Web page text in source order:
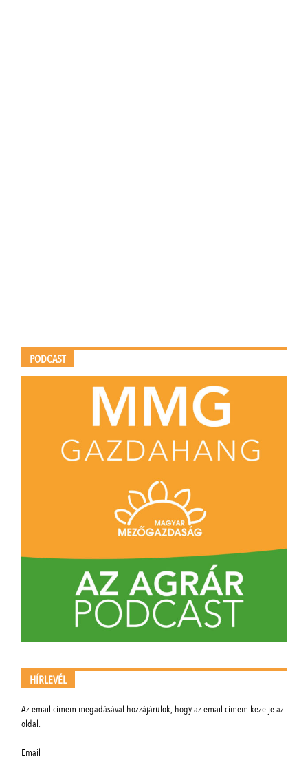
PODCAST
HÍRLEVÉL
Az email címem megadásával hozzájárulok, hogy az email címem kezelje az
oldal.
Email